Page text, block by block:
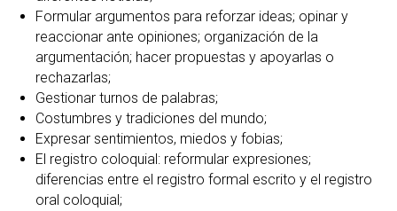
Formular argumentos para reforzar ideas; opinar y
reaccionar ante opiniones; organización de la
argumentación; hacer propuestas y apoyarlas o
rechazarlas;
Gestionar turnos de palabras;
Costumbres y tradiciones del mundo;
Expresar sentimientos, miedos y fobias;
El registro coloquial: reformular expresiones;
diferencias entre el registro formal escrito y el registro
oral coloquial;